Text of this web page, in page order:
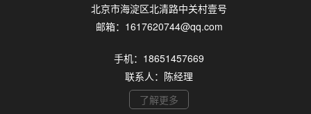
北京市海淀区北清路中关村壹号
邮箱：1617620744@qq.com
手机：18651457669
联系人：陈经理
了解更多